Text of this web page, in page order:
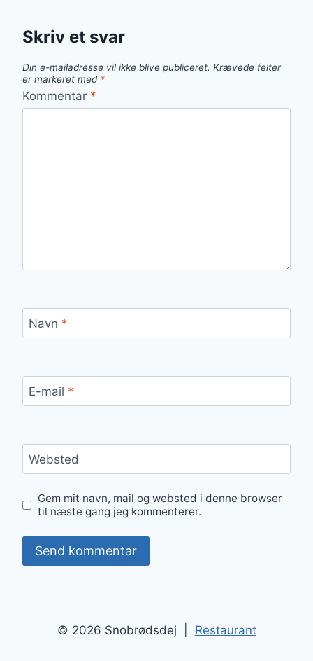
Skriv et svar
Din e-mailadresse vil ikke blive publiceret. Krævede felter
er markeret med *
Kommentar *
Navn *
E-mail *
Websted
Gem mit navn, mail og websted i denne browser
til næste gang jeg kommenterer.
© 2026 Snobrødsdej | Restaurant